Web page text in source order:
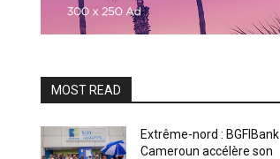
MOST READ
Extrême-nord : BGFIBank
Cameroun accélère son